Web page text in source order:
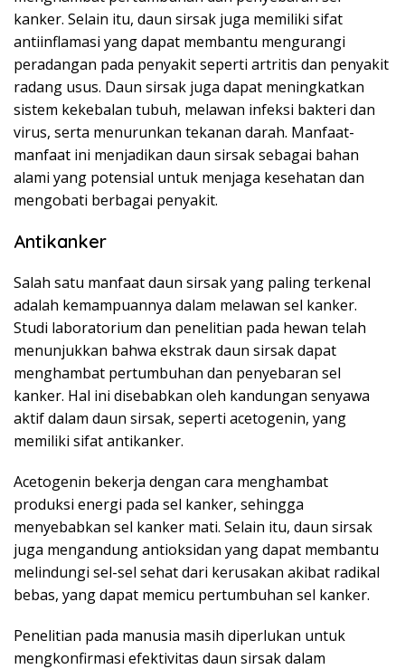
kanker. Selain itu, daun sirsak juga memiliki sifat
antiinflamasi yang dapat membantu mengurangi
peradangan pada penyakit seperti artritis dan penyakit
radang usus. Daun sirsak juga dapat meningkatkan
sistem kekebalan tubuh, melawan infeksi bakteri dan
virus, serta menurunkan tekanan darah. Manfaat-
manfaat ini menjadikan daun sirsak sebagai bahan
alami yang potensial untuk menjaga kesehatan dan
mengobati berbagai penyakit.
Antikanker
Salah satu manfaat daun sirsak yang paling terkenal
adalah kemampuannya dalam melawan sel kanker.
Studi laboratorium dan penelitian pada hewan telah
menunjukkan bahwa ekstrak daun sirsak dapat
menghambat pertumbuhan dan penyebaran sel
kanker. Hal ini disebabkan oleh kandungan senyawa
aktif dalam daun sirsak, seperti acetogenin, yang
memiliki sifat antikanker.
Acetogenin bekerja dengan cara menghambat
produksi energi pada sel kanker, sehingga
menyebabkan sel kanker mati. Selain itu, daun sirsak
juga mengandung antioksidan yang dapat membantu
melindungi sel-sel sehat dari kerusakan akibat radikal
bebas, yang dapat memicu pertumbuhan sel kanker.
Penelitian pada manusia masih diperlukan untuk
mengkonfirmasi efektivitas daun sirsak dalam